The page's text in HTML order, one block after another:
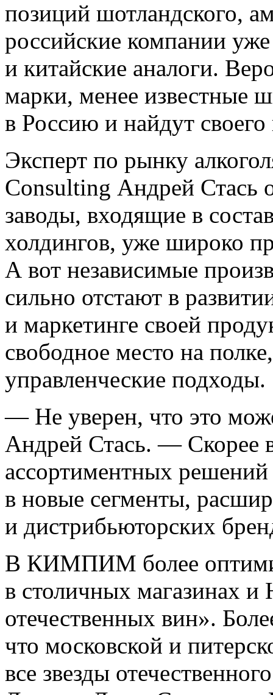
позиций шотландского,
российские компании
и китайские аналоги.
марки, менее известные
в Россию и найдут своего
Эксперт по рынку
Consulting Андрей Стась
заводы, входящие в
холдингов, уже широко
А вот независимые
сильно отстают в
и маркетинге своей
свободное место на
управленческие подходы.
— Не уверен, что это
Андрей Стась. — Скорее
ассортиментных
в новые сегменты,
и дистрибьюторских
В КИМПИМ более
в столичных магазинах и
отечественных вин».
что московской и
все звезды